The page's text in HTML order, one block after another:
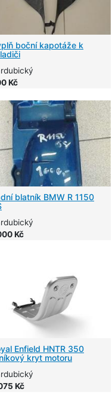
boční kapotáže k
Kč
blatník BMW R 1150
Kč
Enfield HNTR 350
kryt motoru
Kč